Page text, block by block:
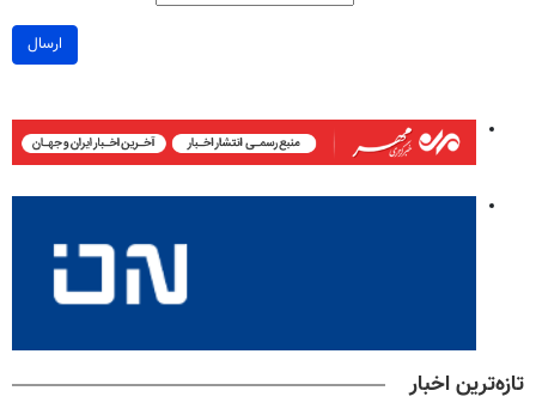
ارسال
تازه‌ترین اخبار